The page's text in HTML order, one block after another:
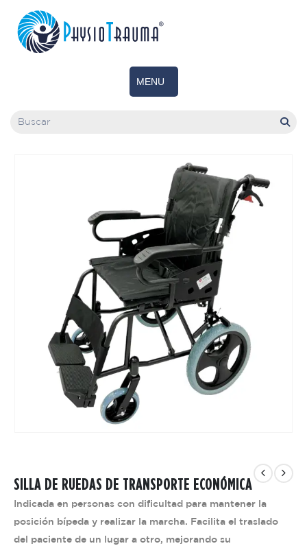
SILLA DE RUEDAS DE TRANSPORTE ECONÓMICA
Indicada en personas con dificultad para mantener la
posición bípeda y realizar la marcha. Facilita el traslado
del paciente de un lugar a otro, mejorando su